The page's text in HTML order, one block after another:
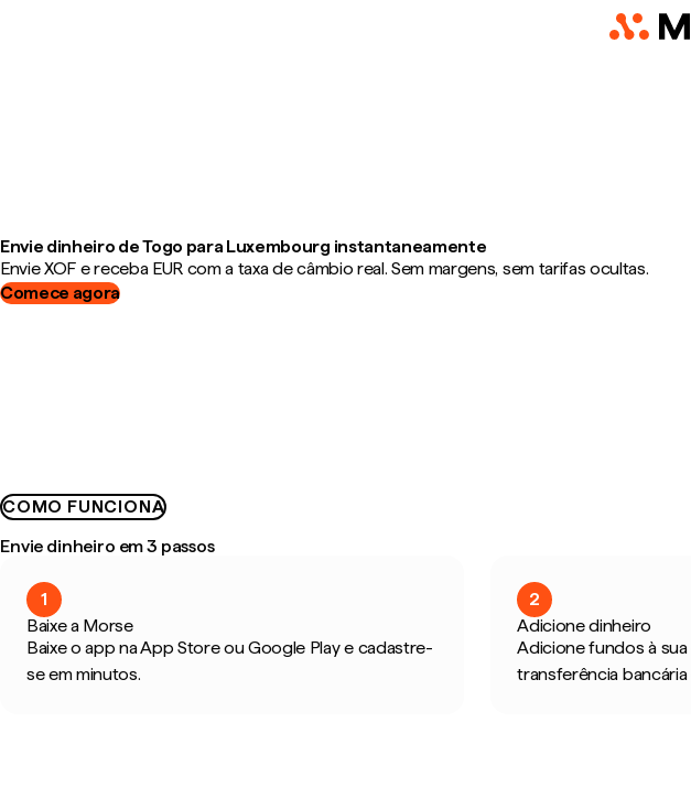
Envie dinheiro de Togo para Luxembourg instantaneamente
Envie XOF e receba EUR com a taxa de câmbio real. Sem margens, sem tarifas ocultas.
Comece agora
COMO FUNCIONA
Envie dinheiro em 3 passos
1
Baixe a Morse
Baixe o app na App Store ou Google Play e cadastre-
se em minutos.
2
Adicione dinheiro
Adicione fundos à
transferência